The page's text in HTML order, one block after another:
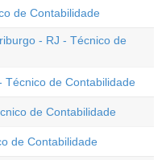
de Contabilidade
- RJ - Técnico de
Técnico de Contabilidade
de Contabilidade
de Contabilidade